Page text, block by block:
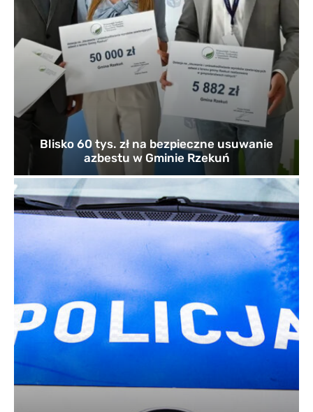
Blisko 60 tys. zł na bezpieczne usuwanie
azbestu w Gminie Rzekuń